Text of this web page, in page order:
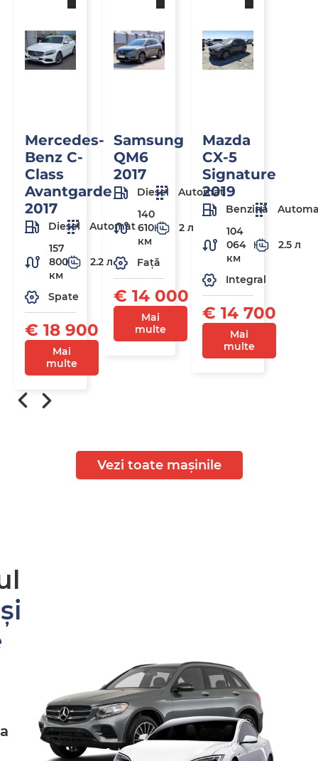
Mercedes-
Benz C-
Class
Avantgarde
2017
Diesel
Automat
157
800
км
2.2 л
Spate
€ 18 900
Mai
multe
Samsung
QM6
2017
Diesel
Automat
140
610
км
2 л
Față
€ 14 000
Mai
multe
Mazda
CX-5
Signature
2019
Benzină
104
064
км
2.5 л
Integral
€ 14 700
Mai
multe
Vezi toate mașinile